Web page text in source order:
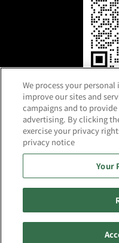
Copyright
We process your
improve our sites and
campaigns and to
advertising. By clicking
exercise your privacy
privacy notice
Your